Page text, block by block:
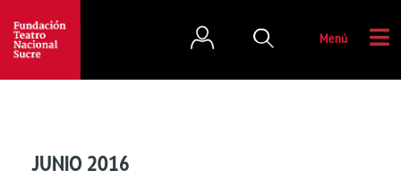
Menú
JUNIO 2016